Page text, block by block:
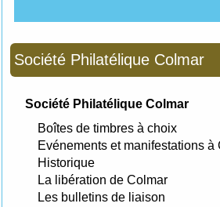
Société Philatélique Colmar
Société Philatélique Colmar
Boîtes de timbres à choix
Evénements et manifestations à
Historique
La libération de Colmar
Les bulletins de liaison